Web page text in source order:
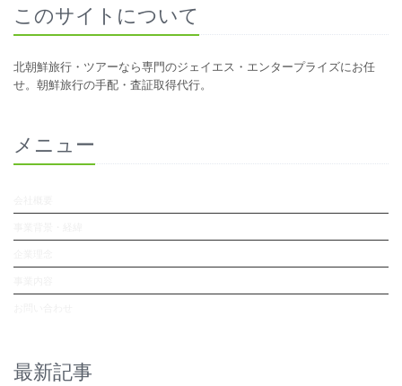
このサイトについて
北朝鮮旅行・ツアーなら専門のジェイエス・エンタープライズにお任
せ。朝鮮旅行の手配・査証取得代行。
メニュー
最新記事